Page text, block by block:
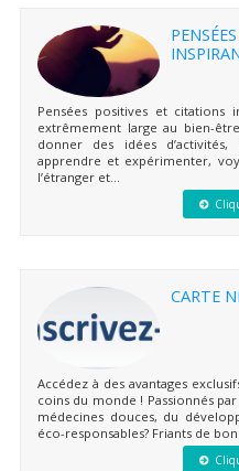
Pensées positives et citations
extrêmement large au bien-
donner des idées d’activités,
apprendre et expérimenter,
l’étranger et...
CARTE
Accédez à des avantages
coins du monde ! Passionnés
médecines douces, du
éco-responsables? Friants de